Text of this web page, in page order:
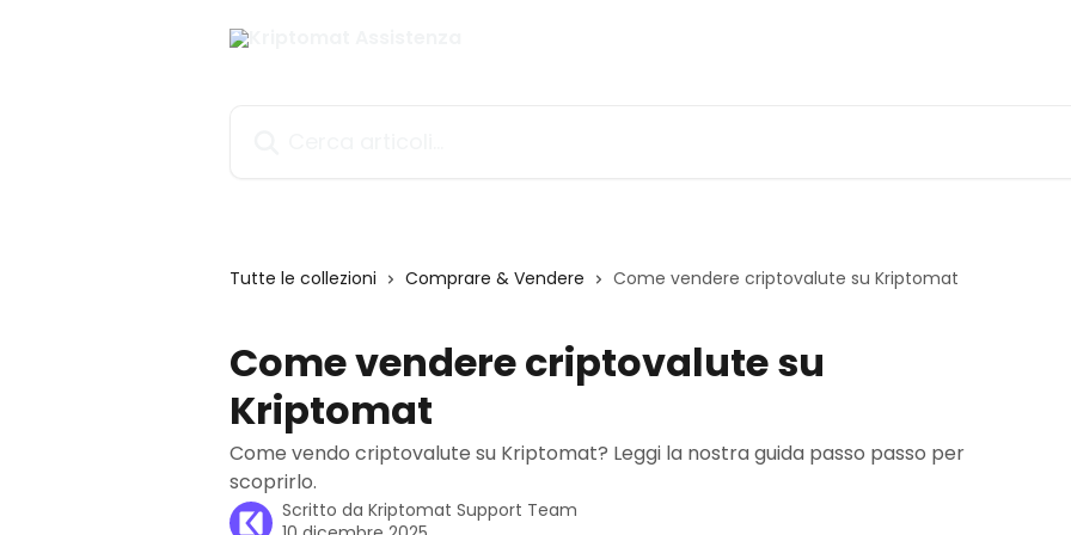
Tutte le collezioni Comprare & Vendere Come vendere criptovalute su Kriptomat
Come vendere criptovalute su
Kriptomat
Come vendo criptovalute su Kriptomat? Leggi la nostra guida passo passo per
scoprirlo.
Scritto da Kriptomat Support Team